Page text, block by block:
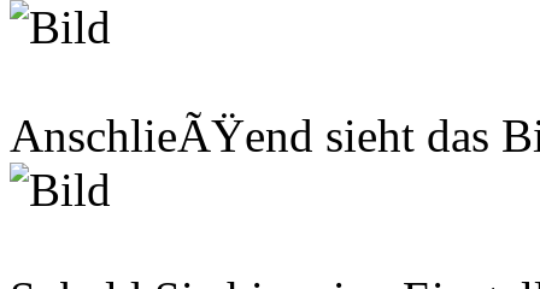
AnschlieÃŸend sieht das